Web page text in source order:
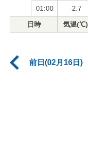
01:00 -2.7
日時 気温(℃)
前日(02月16日)